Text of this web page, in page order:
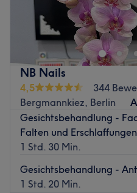
NB Nails
4,5
344
Bergmannkiez, Berlin
Gesichtsbehandlung -
Falten und Erschlaffungen
1 Std. 30 Min.
Gesichtsbehandlung -
1 Std. 20 Min.